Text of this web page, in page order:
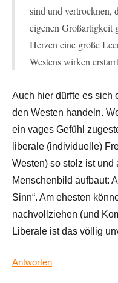
sind und vertrocknen,
eigenen Großartigkeit
Herzen eine große
Westens wirken
Auch hier dürfte es sich
den Westen handeln.
ein vages Gefühl
liberale (individuelle)
Westen) so stolz ist und
Menschenbild aufbaut:
Sinn“. Am ehesten
nachvollziehen (und
Liberale ist das völlig
Antworten